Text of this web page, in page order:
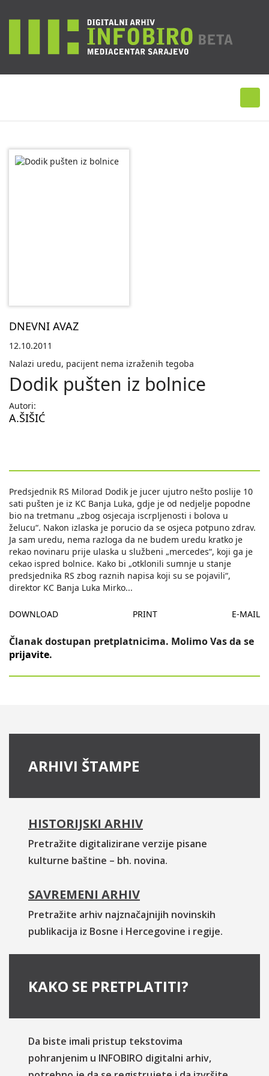
DNEVNI AVAZ
12.10.2011
Nalazi uredu, pacijent nema izraženih tegoba
Dodik pušten iz bolnice
Autori:
A.ŠIŠIĆ
Predsjednik RS Milorad Dodik je jucer ujutro nešto poslije 10
sati pušten je iz KC Banja Luka, gdje je od nedjelje popodne
bio na tretmanu „zbog osjecaja iscrpljenosti i bolova u
želucu“. Nakon izlaska je porucio da se osjeca potpuno zdrav.
Ja sam uredu, nema razloga da ne budem uredu kratko je
rekao novinaru prije ulaska u službeni „mercedes“, koji ga je
cekao ispred bolnice. Kako bi „otklonili sumnje u stanje
predsjednika RS zbog raznih napisa koji su se pojavili“,
direktor KC Banja Luka Mirko...
DOWNLOAD PRINT E-MAIL
Članak dostupan pretplatnicima. Molimo Vas da se
prijavite.
ARHIVI ŠTAMPE
HISTORIJSKI ARHIV
Pretražite digitalizirane verzije pisane
kulturne baštine – bh. novina.
SAVREMENI ARHIV
Pretražite arhiv najznačajnijih novinskih
publikacija iz Bosne i Hercegovine i regije.
KAKO SE PRETPLATITI?
Da biste imali pristup tekstovima
pohranjenim u INFOBIRO digitalni arhiv,